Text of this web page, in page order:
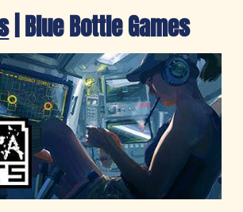
| Blue Bottle Games